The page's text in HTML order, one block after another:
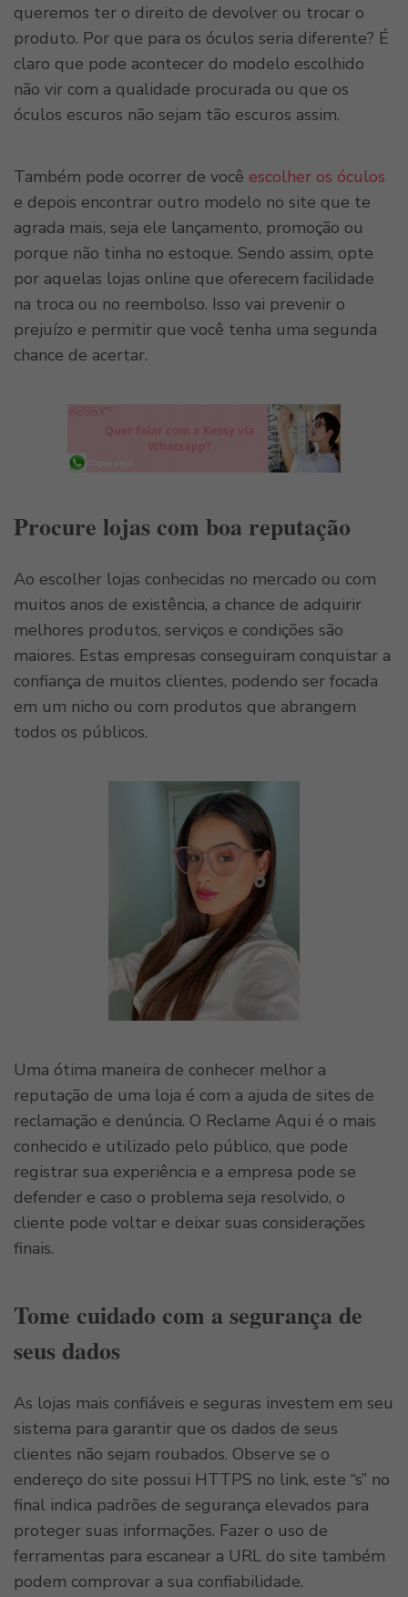
queremos ter o direito de devolver ou trocar o
produto. Por que para os óculos seria diferente? É
claro que pode acontecer do modelo escolhido
não vir com a qualidade procurada ou que os
óculos escuros não sejam tão escuros assim.
Também pode ocorrer de você escolher os óculos
e depois encontrar outro modelo no site que te
agrada mais, seja ele lançamento, promoção ou
porque não tinha no estoque. Sendo assim, opte
por aquelas lojas online que oferecem facilidade
na troca ou no reembolso. Isso vai prevenir o
prejuízo e permitir que você tenha uma segunda
chance de acertar.
Procure lojas com boa reputação
Ao escolher lojas conhecidas no mercado ou com
muitos anos de existência, a chance de adquirir
melhores produtos, serviços e condições são
maiores. Estas empresas conseguiram conquistar a
confiança de muitos clientes, podendo ser focada
em um nicho ou com produtos que abrangem
todos os públicos.
Uma ótima maneira de conhecer melhor a
reputação de uma loja é com a ajuda de sites de
reclamação e denúncia. O Reclame Aqui é o mais
conhecido e utilizado pelo público, que pode
registrar sua experiência e a empresa pode se
defender e caso o problema seja resolvido, o
cliente pode voltar e deixar suas considerações
finais.
Tome cuidado com a segurança de
seus dados
As lojas mais confiáveis e seguras investem em seu
sistema para garantir que os dados de seus
clientes não sejam roubados. Observe se o
endereço do site possui HTTPS no link, este “s” no
final indica padrões de segurança elevados para
proteger suas informações. Fazer o uso de
ferramentas para escanear a URL do site também
podem comprovar a sua confiabilidade.